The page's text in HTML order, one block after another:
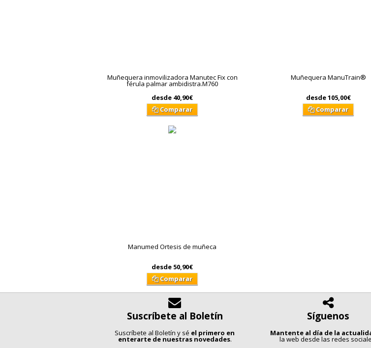
Muñequera inmovilizadora Manutec Fix con
férula palmar ambidistra.M760
desde 40,90€
Comparar
Manumed Ortesis de muñeca
desde 50,90€
Comparar
Muñequera ManuTrain®
desde105,00€
Comparar
Suscríbete al Boletín
Suscríbete al Boletín y sé el primero en
enterarte de nuestras novedades.
Síguenos
Mantente al día de la
la web desde las redes